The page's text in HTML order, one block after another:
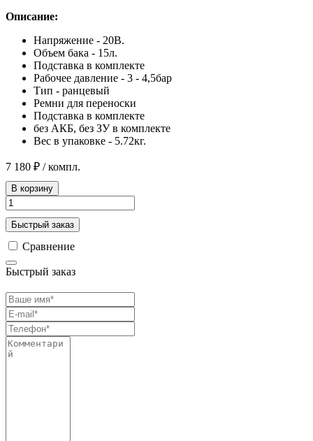
Описание:
Напряжение - 20В.
Объем бака - 15л.
Подставка в комплекте
Рабочее давление - 3 - 4,5бар
Тип - ранцевый
Ремни для переноски
Подставка в комплекте
без АКБ, без ЗУ в комплекте
Вес в упаковке - 5.72кг.
7 180 ₽ / компл.
В корзину
Быстрый заказ
Сравнение
Быстрый заказ